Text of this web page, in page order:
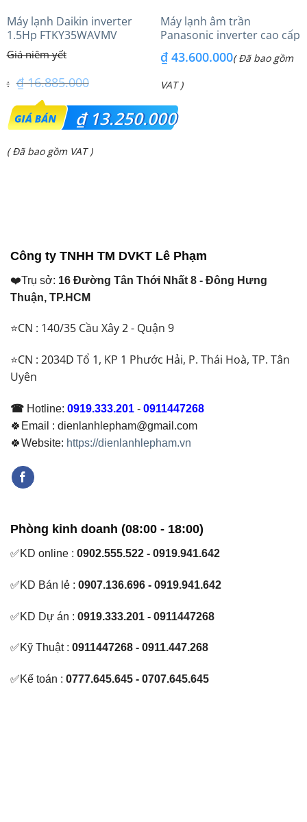
Máy lạnh Daikin inverter
1.5Hp FTKY35WAVMV
₫16.885.000
Giá
gốc
là:
₫13.250.000
Giá
( Đã bao gồm VAT )
Máy lạnh âm trần
Panasonic inverter cao cấp
(6.0Hp) S-3448PU3HA/U-
48PRH1H8 – 3 Pha
₫43.600.000( Đã bao gồm
VAT )
Công ty TNHH TM DVKT Lê Phạm
❤️Trụ sở: 16 Đường Tân Thới Nhất 8 - Đông Hưng
Thuận, TP.HCM
⭐CN : 140/35 Cầu Xây 2 - Quận 9
⭐CN : 2034D Tổ 1, KP 1 Phước Hải, P. Thái Hoà, TP. Tân
Uyên
☎ Hotline: 0919.333.201 - 0911447268
🍀Email : dienlanhlepham@gmail.com
🍀Website: https://dienlanhlepham.vn
Phòng kinh doanh (08:00 - 18:00)
✅KD online : 0902.555.522 - 0919.941.642
✅KD Bán lẻ : 0907.136.696 - 0919.941.642
✅KD Dự án : 0919.333.201 - 0911447268
✅Kỹ Thuật : 0911447268 - 0911.447.268
✅Kế toán : 0777.645.645 - 0707.645.645